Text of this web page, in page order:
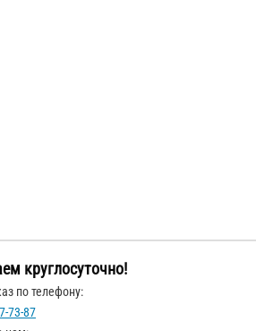
круглосуточно!
по телефону:
73-87